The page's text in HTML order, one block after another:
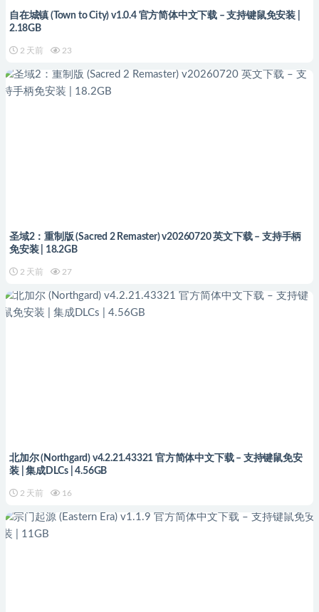
自在城镇 (Town to City) v1.0.4 官方简体中文下载 – 支持键鼠免安装 |
2.18GB
2 天前 23
圣域2：重制版 (Sacred 2 Remaster) v20260720 英文下载 – 支持手柄
免安装 | 18.2GB
2 天前 27
北加尔 (Northgard) v4.2.21.43321 官方简体中文下载 – 支持键鼠免安
装 | 集成DLCs | 4.56GB
2 天前 16